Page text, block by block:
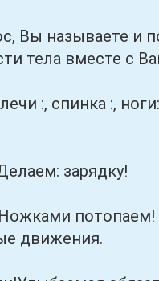
называете и
тела вместе с
:, спинка :,
зарядку!
потопаем!
движения.